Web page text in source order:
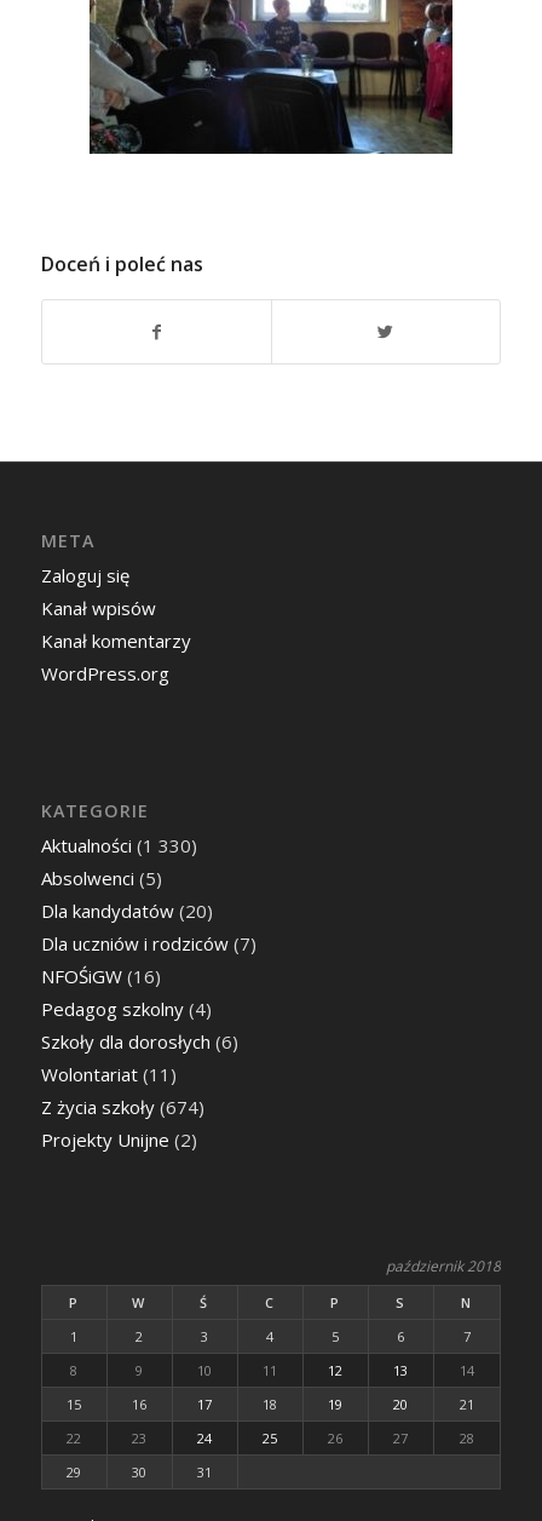
Doceń i poleć nas
META
Zaloguj się
Kanał wpisów
Kanał komentarzy
WordPress.org
KATEGORIE
Aktualności (1 330)
Absolwenci (5)
Dla kandydatów(20)
Dla uczniów i rodziców(7)
NFOŚiGW(16)
Pedagog szkolny(4)
Szkoły dla dorosłych (6)
Wolontariat(11)
Z życia szkoły(674)
Projekty Unijne (2)
październik 2018
P W Ś C P S
N
1
2 3 4 5 6
7
8
9 10 11 12 13
14
15
16 17 18 19 20
21
22
23 24 25 26 27
28
29
30 31